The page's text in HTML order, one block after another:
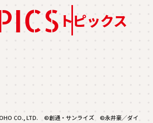
トピックス
CO., LTD. ©創通・サンライズ ©永井豪／ダイ